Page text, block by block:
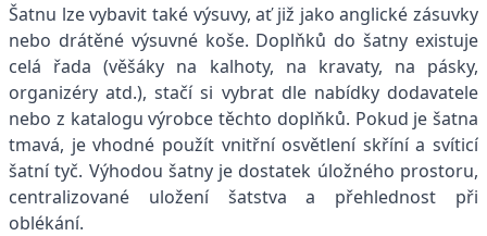
Šatnu lze vybavit také výsuvy, ať již jako anglické zásuvky
nebo drátěné výsuvné koše. Doplňků do šatny existuje
celá řada (věšáky na kalhoty, na kravaty, na pásky,
organizéry atd.), stačí si vybrat dle nabídky dodavatele
nebo z katalogu výrobce těchto doplňků. Pokud je šatna
tmavá, je vhodné použít vnitřní osvětlení skříní a svíticí
šatní tyč. Výhodou šatny je dostatek úložného prostoru,
centralizované uložení šatstva a přehlednost při
oblékání.